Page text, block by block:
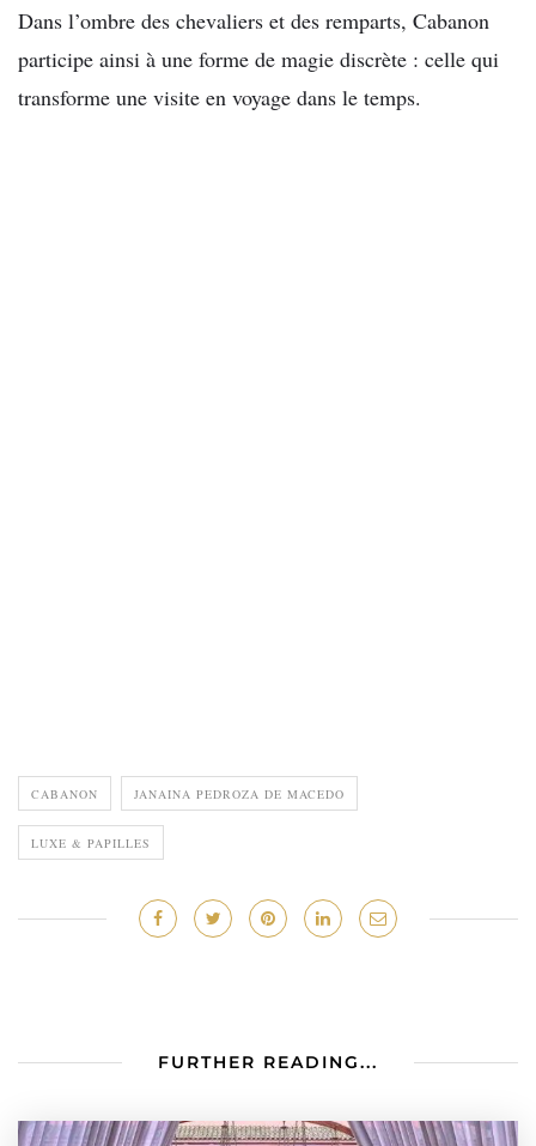
Dans l’ombre des chevaliers et des remparts, Cabanon
participe ainsi à une forme de magie discrète : celle qui
transforme une visite en voyage dans le temps.
CABANON JANAINA PEDROZA DE MACEDO
LUXE & PAPILLES
FURTHER READING...